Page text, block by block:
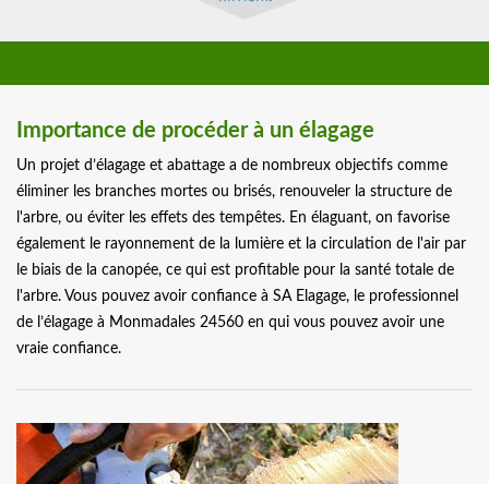
Importance de procéder à un élagage
Un projet d’élagage et abattage a de nombreux objectifs comme
éliminer les branches mortes ou brisés, renouveler la structure de
l'arbre, ou éviter les effets des tempêtes. En élaguant, on favorise
également le rayonnement de la lumière et la circulation de l'air par
le biais de la canopée, ce qui est profitable pour la santé totale de
l'arbre. Vous pouvez avoir confiance à SA Elagage, le professionnel
de l’élagage à Monmadales 24560 en qui vous pouvez avoir une
vraie confiance.